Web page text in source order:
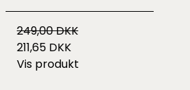
249,00 DKK
211,65 DKK
Vis produkt